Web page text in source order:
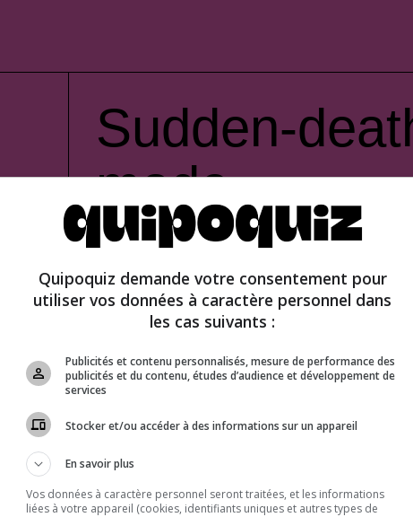
Sudden-
mode
Quipoquiz demande votre consentement pour
utiliser vos données à caractère personnel dans
les cas suivants :
Publicités et contenu personnalisés, mesure de performance des
publicités et du contenu, études d’audience et développement de
services
Stocker et/ou accéder à des informations sur un appareil
En savoir plus
Vos données à caractère personnel seront traitées, et les informations
liées à votre appareil (cookies, identifiants uniques et autres types de